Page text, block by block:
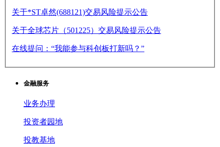
关于*ST卓然(688121)交易风险提示公告
关于全球芯片（501225）交易风险提示公告
在线提问：“我能参与科创板打新吗？”
金融服务
业务办理
投资者园地
投教基地